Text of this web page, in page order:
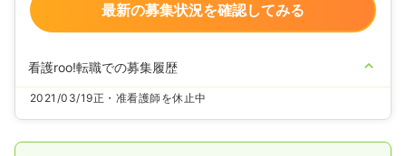
最新の募集状況を確認してみる
看護roo!転職での募集履歴
2021/03/19正・准看護師を休止中